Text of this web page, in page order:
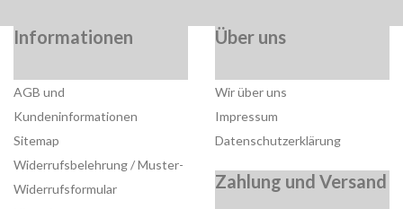
Informationen
AGB und
Kundeninformationen
Sitemap
Widerrufsbelehrung / Muster-
Widerrufsformular
Über uns
Wir über uns
Impressum
Datenschutzerklärung
Zahlung und Versand